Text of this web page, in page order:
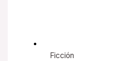
Ficción